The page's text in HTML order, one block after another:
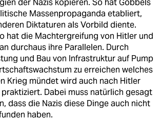
der Nazis kopieren. So hat Göbbels
Massenpropaganda etabliert,
Diktaturen als Vorbild diente.
hat die Machtergreifung von Hitler und
durchaus ihre Parallelen. Durch
und Bau von Infrastruktur auf Pump
zu erreichen welches
Krieg mündet wird auch nach Hitler
Dabei muss natürlich gesagt
dass die Nazis diese Dinge auch nicht
haben.